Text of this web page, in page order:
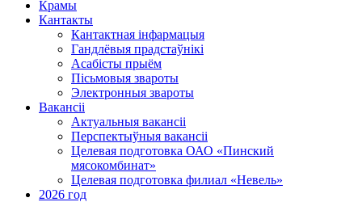
Крамы
Кантакты
Кантактная інфармацыя
Гандлёвыя прадстаўнікі
Асабісты прыём
Пісьмовыя звароты
Электронныя звароты
Вакансіі
Актуальныя вакансіі
Перспектыўныя вакансіі
Целевая подготовка ОАО «Пинский
мясокомбинат»
Целевая подготовка филиал «Невель»
2026 год